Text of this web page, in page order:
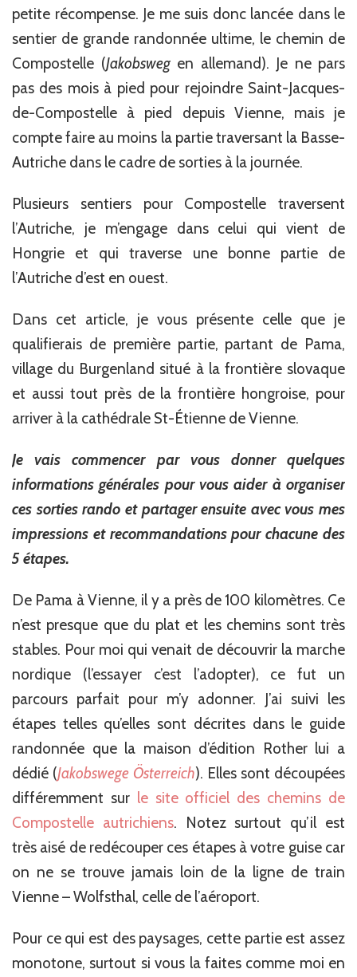
petite récompense. Je me suis donc lancée dans le
sentier de grande randonnée ultime, le chemin de
Compostelle (Jakobswegen allemand). Je ne pars
pas des mois à pied pour rejoindre Saint-Jacques-
de-Compostelle à pied depuis Vienne, mais je
compte faire au moins la partie traversant la Basse-
Autriche dans le cadre de sorties à la journée.
Plusieurs sentiers pour Compostelle traversent
l’Autriche, je m’engage dans celui qui vient de
Hongrie et qui traverse une bonne partie de
l’Autriche d’est en ouest.
Dans cet article, je vous présente celle que je
qualifierais de première partie, partant de Pama,
village du Burgenland situé à la frontière slovaque
et aussi tout près de la frontière hongroise, pour
arriver à la cathédrale St-Étienne de Vienne.
Je vais commencer par vous donner quelques
informations générales pour vous aider à organiser
ces sorties rando et partager ensuite avec vous mes
impressions et recommandations pour chacune des
5 étapes.
De Pama à Vienne, il y a près de 100 kilomètres. Ce
n’est presque que du plat et les chemins sont très
stables. Pour moi qui venait de découvrir la marche
nordique (l’essayer c’est l’adopter), ce fut un
parcours parfait pour m’y adonner. J’ai suivi les
étapes telles qu’elles sont décrites dans le guide
randonnée que la maison d’édition Rother lui a
dédié (Jakobswege Österreich). Elles sont découpées
différemment surle site officiel des chemins de
Compostelle autrichiens. Notez surtout qu’il est
très aisé de redécouper ces étapes à votre guise car
on ne se trouve jamais loin de la ligne de train
Vienne – Wolfsthal, celle de l’aéroport.
Pour ce qui est des paysages, cette partie est assez
monotone, surtout si vous la faites comme moi en